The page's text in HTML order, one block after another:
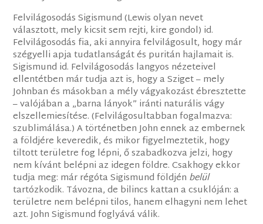
Felvilágosodás Sigismund (Lewis olyan nevet
választott, mely kicsit sem rejti, kire gondol) id.
Felvilágosodás fia, aki annyira felvilágosult, hogy már
szégyelli apja tudatlanságát és puritán hajlamait is.
Sigismund id. Felvilágosodás langyos nézeteivel
ellentétben már tudja azt is, hogy a Sziget – mely
Johnban és másokban a mély vágyakozást ébresztette
– valójában a „barna lányok” iránti naturális vágy
elszellemiesítése. (Felvilágosultabban fogalmazva:
szublimálása.) A történetben John ennek az embernek
a földjére keveredik, és mikor figyelmeztetik, hogy
tiltott területre fog lépni, ő szabadkozva jelzi, hogy
nem kívánt belépni az idegen földre. Csakhogy ekkor
tudja meg: már régóta Sigismund földjén belül
tartózkodik. Távozna, de bilincs kattan a csuklóján: a
területre nem belépni tilos, hanem elhagyni nem lehet
azt. John Sigismund foglyává válik.